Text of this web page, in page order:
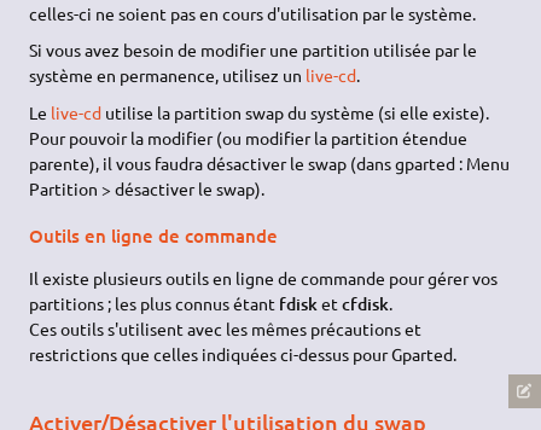
celles-ci ne soient pas en cours d'utilisation par le système.
Si vous avez besoin de modifier une partition utilisée par le
système en permanence, utilisez un live-cd.
Le live-cd utilise la partition swap du système (si elle existe).
Pour pouvoir la modifier (ou modifier la partition étendue
parente), il vous faudra désactiver le swap (dans gparted : Menu
Partition > désactiver le swap).
Outils en ligne de commande
Il existe plusieurs outils en ligne de commande pour gérer vos
partitions ; les plus connus étant fdisk etcfdisk.
Ces outils s'utilisent avec les mêmes précautions et
restrictions que celles indiquées ci-dessus pour Gparted.
Activer/Désactiver l'utilisation du swap